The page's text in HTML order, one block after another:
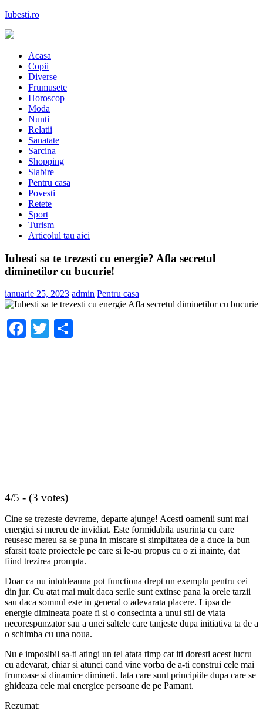
Skip
content
Iubesti.ro
astazi
Acasa
Copii
Diverse
Frumusete
Horoscop
Moda
Nunti
Relatii
Sanatate
Sarcina
Shopping
Slabire
Pentru casa
Povesti
Retete
Sport
Turism
Articolul tau aici
Iubesti sa te trezesti cu energie? Afla secretul
diminetilor cu bucurie!
ianuarie 25, 2023 admin Pentru casa
Facebook
Twitter
4/5 - (3 votes)
Cine se trezeste devreme, departe ajunge! Acesti oamenii sunt mai
energici si mereu de invidiat. Este formidabila usurinta cu care
reusesc mereu sa se puna in miscare si simplitatea de a duce la bun
sfarsit toate proiectele pe care si le-au propus cu o zi inainte, dat
fiind trezirea prompta.
Doar ca nu intotdeauna pot functiona drept un exemplu pentru cei
din jur. Cu atat mai mult daca serile sunt extinse pana la orele tarzii
sau daca somnul este in general o adevarata placere. Lipsa de
energie dimineata poate fi si o consecinta a unui stil de viata
necorespunzator sau a unei saltele care tanjeste dupa initiativa ta de a
o schimba cu una noua.
Nu e imposibil sa-ti atingi un tel atata timp cat iti doresti acest lucru
cu adevarat, chiar si atunci cand vine vorba de a-ti construi cele mai
frumoase si dinamice dimineti. Iata care sunt principiile dupa care se
ghideaza cele mai energice persoane de pe Pamant.
Rezumat: